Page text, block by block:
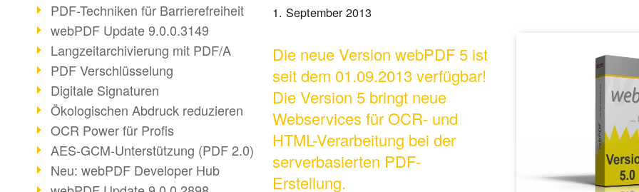
PDF-Techniken für Barrierefreiheit
webPDF Update 9.0.0.3149
Langzeitarchivierung mit PDF/A
PDF Verschlüsselung
Digitale Signaturen
Ökologischen Abdruck reduzieren
OCR Power für Profis
AES-GCM-Unterstützung (PDF 2.0)
Neu: webPDF Developer Hub
1. September 2013
Die neue Version webPDF 5 ist
seit dem 01.09.2013 verfügbar!
Die Version 5 bringt neue
Webservices für OCR- und
HTML-Verarbeitung bei der
serverbasierten PDF-
Erstellung.